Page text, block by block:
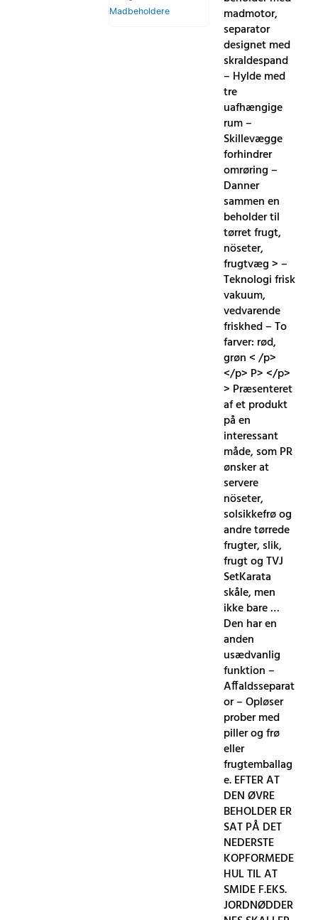
Madbeholdere
madmotor,
separator
designet med
skraldespand
– Hylde med
tre
uafhængige
rum –
Skillevægge
forhindrer
omrøring –
Danner
sammen en
beholder til
tørret frugt,
nöseter,
frugtvæg > –
Teknologi frisk
vakuum,
vedvarende
friskhed – To
farver: rød,
grøn < /p>
</p> P> </p>
> Præsenteret
af et produkt
på en
interessant
måde, som PR
ønsker at
servere
nöseter,
solsikkefrø og
andre tørrede
frugter, slik,
frugt og TVJ
SetKarata
skåle, men
ikke bare …
Den har en
anden
usædvanlig
funktion –
Affaldsseparat
or – Opløser
prober med
piller og frø
eller
frugtemballag
e. EFTER AT
DEN ØVRE
BEHOLDER ER
SAT PÅ DET
NEDERSTE
KOPFORMEDE
HUL TIL AT
SMIDE F.EKS.
JORDNØDDER